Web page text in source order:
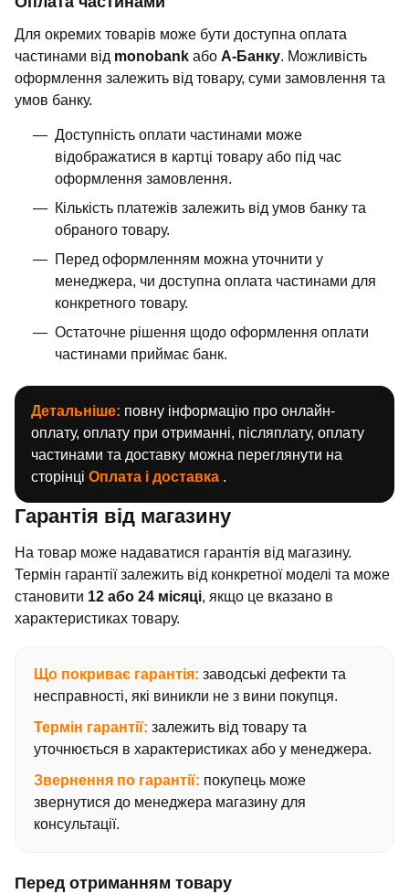
Для окремих товарів може бути доступна оплата
частинами від monobank або А-Банку. Можливість
оформлення залежить від товару, суми замовлення та
умов банку.
Доступність оплати частинами може
відображатися в картці товару або під час
оформлення замовлення.
Кількість платежів залежить від умов банку та
обраного товару.
Перед оформленням можна уточнити у
менеджера, чи доступна оплата частинами для
конкретного товару.
Остаточне рішення щодо оформлення оплати
частинами приймає банк.
Детальніше: повну інформацію про онлайн-
оплату, оплату при отриманні, післяплату, оплату
частинами та доставку можна переглянути на
сторінці Оплата і доставка .
Гарантія від магазину
На товар може надаватися гарантія від магазину.
Термін гарантії залежить від конкретної моделі та може
становити 12 або 24 місяці, якщо це вказано в
характеристиках товару.
Що покриває гарантія: заводські дефекти та
несправності, які виникли не з вини покупця.
Термін гарантії: залежить від товару та
уточнюється в характеристиках або у менеджера.
Звернення по гарантії: покупець може
звернутися до менеджера магазину для
консультації.
Перед отриманням товару